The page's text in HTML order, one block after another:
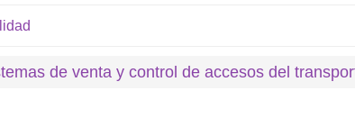
de venta y control de accesos del